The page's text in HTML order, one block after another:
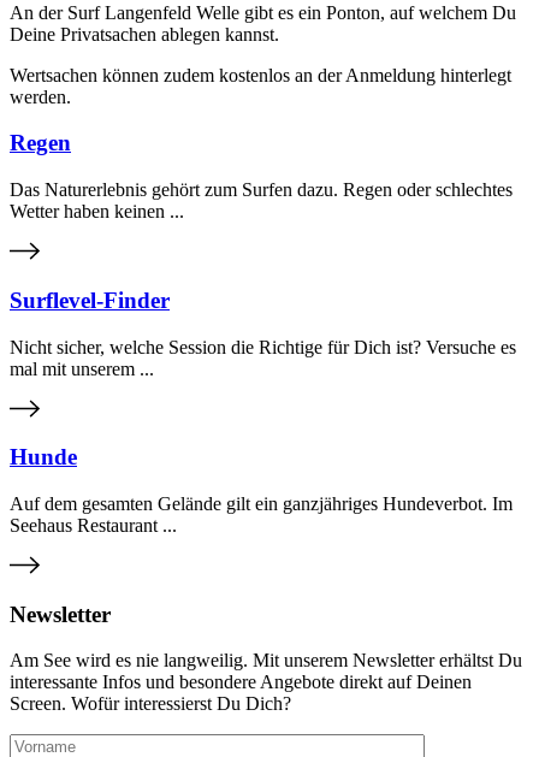
An der Surf Langenfeld Welle gibt es ein Ponton, auf welchem Du
Deine Privatsachen ablegen kannst.
Wertsachen können zudem kostenlos an der Anmeldung hinterlegt
werden.
Regen
Das Naturerlebnis gehört zum Surfen dazu. Regen oder schlechtes
Wetter haben keinen ...
Surflevel-Finder
Nicht sicher, welche Session die Richtige für Dich ist? Versuche es
mal mit unserem ...
Hunde
Auf dem gesamten Gelände gilt ein ganzjähriges Hundeverbot. Im
Seehaus Restaurant ...
Newsletter
Am See wird es nie langweilig. Mit unserem Newsletter erhältst Du
interessante Infos und besondere Angebote direkt auf Deinen
Screen. Wofür interessierst Du Dich?